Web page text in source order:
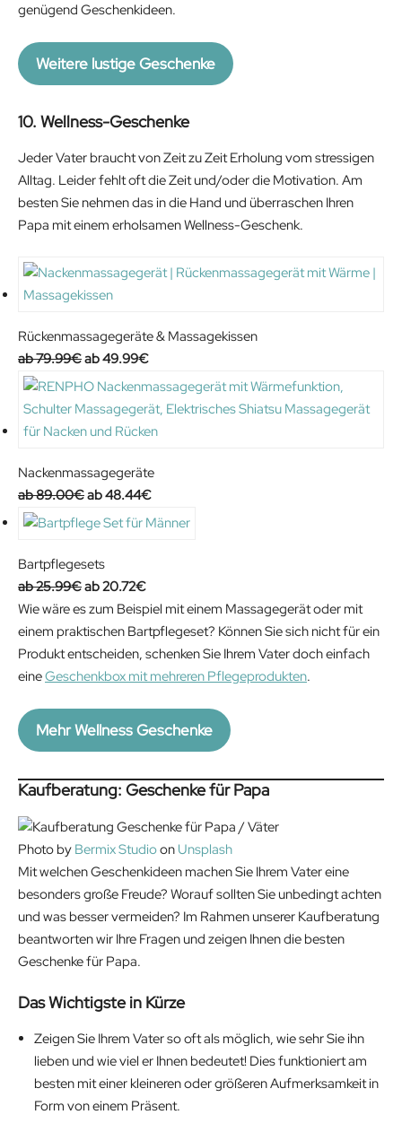
genügend Geschenkideen.
Weitere lustige Geschenke
10. Wellness-Geschenke
Jeder Vater braucht von Zeit zu Zeit Erholung vom stressigen
Alltag. Leider fehlt oft die Zeit und/oder die Motivation. Am
besten Sie nehmen das in die Hand und überraschen Ihren
Papa mit einem erholsamen Wellness-Geschenk.
Rückenmassagegeräte & Massagekissen
79.99€O
r
i
g
n
a
r
i
c
e
w
a
7
.
9
€
.
49.99€C
u
r
r
n
t
p
e
i
s
:
.
9
.
Nackenmassagegeräte
89.00€O
r
g
i
n
a
l
p
c
w
s
:
8
9
.
0
0
.
48.44€C
u
n
t
p
r
e
s
4
8
.
4
4
€
Bartpflegesets
25.99€O
r
i
g
i
a
r
c
e
w
a
s
:
2
.
9
9
€
.
20.72€C
u
r
r
e
t
i
e
i
s
:
2
0
2
€
.
Wie wäre es zum Beispiel mit einem Massagegerät oder mit
einem praktischen Bartpflegeset? Können Sie sich nicht für ein
Produkt entscheiden, schenken Sie Ihrem Vater doch einfach
eineGeschenkbox mit mehreren Pflegeprodukten.
Mehr Wellness Geschenke
Kaufberatung: Geschenke für Papa
Photo by Bermix Studioon Unsplash
Mit welchen Geschenkideen machen Sie Ihrem Vater eine
besonders große Freude? Worauf sollten Sie unbedingt achten
und was besser vermeiden? Im Rahmen unserer Kaufberatung
beantworten wir Ihre Fragen und zeigen Ihnen die besten
Geschenke für Papa.
Das Wichtigste in Kürze
Zeigen Sie Ihrem Vater so oft als möglich, wie sehr Sie ihn
lieben und wie viel er Ihnen bedeutet! Dies funktioniert am
besten mit einer kleineren oder größeren Aufmerksamkeit in
Form von einem Präsent.